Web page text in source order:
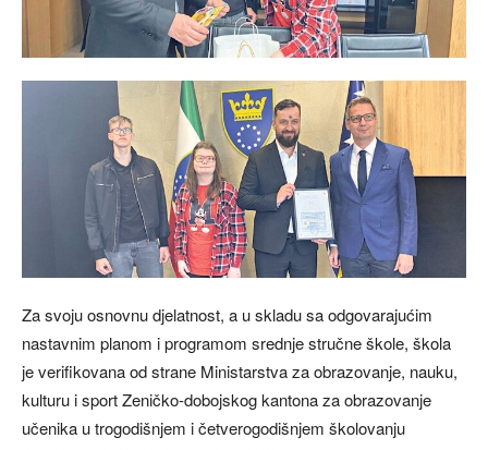
Za svoju osnovnu djelatnost, a u skladu sa odgovarajućim
nastavnim planom i programom srednje stručne škole, škola
je verifikovana od strane Ministarstva za obrazovanje, nauku,
kulturu i sport Zeničko-dobojskog kantona za obrazovanje
učenika u trogodišnjem i četverogodišnjem školovanju